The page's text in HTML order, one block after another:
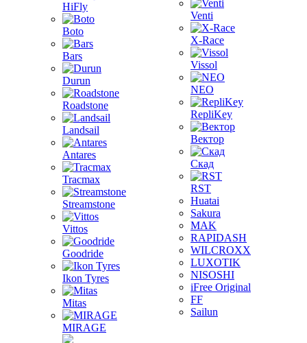
HiFly
Boto
Bars
Durun
Roadstone
Landsail
Antares
Tracmax
Streamstone
Vittos
Goodride
Ikon Tyres
Mitas
MIRAGE
Venti
X-Race
Vissol
NEO
RepliKey
Вектор
Скад
RST
Huatai
Sakura
MAK
RAPIDASH
WILCROXX
LUXOTIK
NISOSHI
iFree Original
FF
Sailun